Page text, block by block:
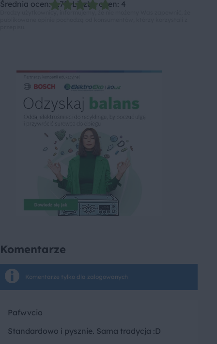
Średnia ocen: 4.75, Liczba ocen: 4
Komentarze
Komentarze tylko dla zalogowanych
Pafwvcio
Standardowo i pysznie. Sama tradycja :D